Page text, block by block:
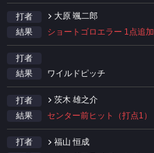
打者
大原 颯二郎
結果
ショートゴロエラー 1点追加
打者
結果
ワイルドピッチ
打者
茨木 雄之介
結果
センター前ヒット（打点1）
打者
福山 恒成